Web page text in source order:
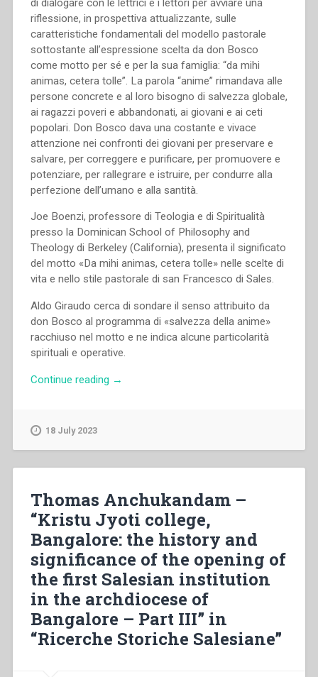
di dialogare con le lettrici e i lettori per avviare una
riflessione, in prospettiva attualizzante, sulle
caratteristiche fondamentali del modello pastorale
sottostante all’espressione scelta da don Bosco
come motto per sé e per la sua famiglia: “da mihi
animas, cetera tolle”. La parola “anime” rimandava alle
persone concrete e al loro bisogno di salvezza globale,
ai ragazzi poveri e abbandonati, ai giovani e ai ceti
popolari. Don Bosco dava una costante e vivace
attenzione nei confronti dei giovani per preservare e
salvare, per correggere e purificare, per promuovere e
potenziare, per rallegrare e istruire, per condurre alla
perfezione dell’umano e alla santità.
Joe Boenzi, professore di Teologia e di Spiritualità
presso la Dominican School of Philosophy and
Theology di Berkeley (California), presenta il significato
del motto «Da mihi animas, cetera tolle» nelle scelte di
vita e nello stile pastorale di san Francesco di Sales.
Aldo Giraudo cerca di sondare il senso attribuito da
don Bosco al programma di «salvezza della anime»
racchiuso nel motto e ne indica alcune particolarità
spirituali e operative.
Continue reading “Aldo
–
“Da
mihi
Pastori
dei
giovani”
→
18 July 2023
Thomas Anchukandam –
“Kristu Jyoti college,
Bangalore: the history and
significance of the opening of
the first Salesian institution
in the archdiocese of
Bangalore – Part III” in
“Ricerche Storiche Salesiane”